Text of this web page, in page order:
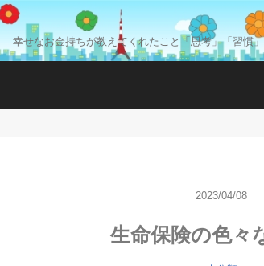
幸せなお金持ちが教えてくれたこと「思考」「習慣」
2023/04/08
生命保険の色々